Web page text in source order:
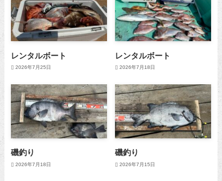
レンタルボート
2026年7月25日
レンタルボート
2026年7月18日
磯釣り
2026年7月18日
磯釣り
2026年7月15日